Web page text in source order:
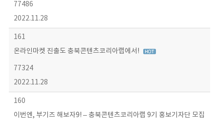
77486
2022.11.28
161
온라인마켓 진출도 충북콘텐츠코리아랩에서!
77324
2022.11.28
160
이번엔, 부기즈 해보자9! – 충북콘텐츠코리아랩 9기 홍보기자단 모집